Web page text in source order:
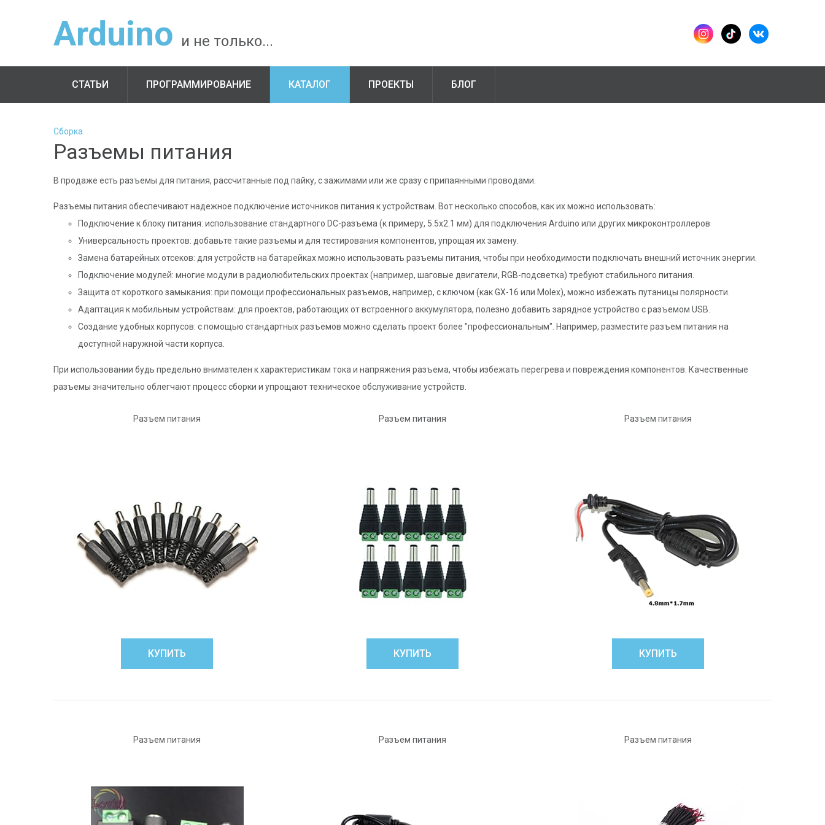
Arduino и не только...
СТАТЬИ ПРОГРАММИРОВАНИЕ КАТАЛОГ ПРОЕКТЫ БЛОГ
Сборка
Разъемы питания
В продаже есть разъемы для питания, рассчитанные под пайку, с зажимами или же сразу с припаянными проводами.
Разъемы питания обеспечивают надежное подключение источников питания к устройствам. Вот несколько способов, как их можно использовать:
Подключение к блоку питания: использование стандартного DC-разъема (к примеру, 5.5x2.1 мм) для подключения Arduino или других микроконтроллеров
Универсальность проектов: добавьте такие разъемы и для тестирования компонентов, упрощая их замену.
Замена батарейных отсеков: для устройств на батарейках можно использовать разъемы питания, чтобы при необходимости подключать внешний источник энергии.
Подключение модулей: многие модули в радиолюбительских проектах (например, шаговые двигатели, RGB-подсветка) требуют стабильного питания.
Защита от короткого замыкания: при помощи профессиональных разъемов, например, с ключом (как GX-16 или Molex), можно избежать путаницы полярности.
Адаптация к мобильным устройствам: для проектов, работающих от встроенного аккумулятора, полезно добавить зарядное устройство с разъемом USB.
Создание удобных корпусов: с помощью стандартных разъемов можно сделать проект более "профессиональным". Например, разместите разъем питания на
доступной наружной части корпуса.
При использовании будь предельно внимателен к характеристикам тока и напряжения разъема, чтобы избежать перегрева и повреждения компонентов. Качественные
разъемы значительно облегчают процесс сборки и упрощают техническое обслуживание устройств.
Разъем питания
КУПИТЬ
Разъем питания
КУПИТЬ
Разъем питания
КУПИТЬ
Разъем питания Разъем питания Разъем питания